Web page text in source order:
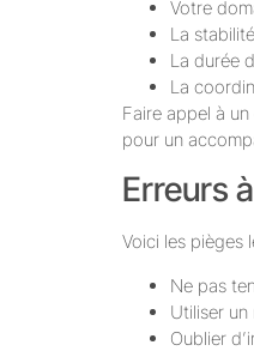
Votre
La
La durée
La
Faire appel à
pour un
Erreurs
Voici les pièges
Ne pas
Utiliser
Oublier